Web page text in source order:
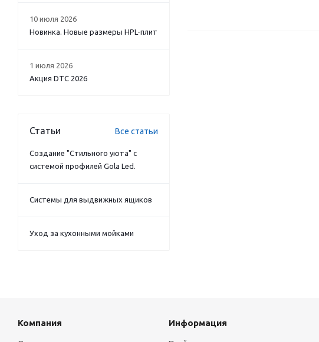
10 июля 2026
Новинка. Новые размеры HPL-плит
1 июля 2026
Акция DTC 2026
Статьи Все статьи
Создание "Стильного уюта" с
системой профилей Gola Led.
Системы для выдвижных ящиков
Уход за кухонными мойками
Компания Информация